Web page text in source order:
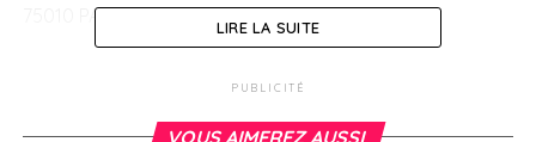
75010 PARIS
La participation à cette manifestation est gratuite.
LIRE LA SUITE
PUBLICITÉ